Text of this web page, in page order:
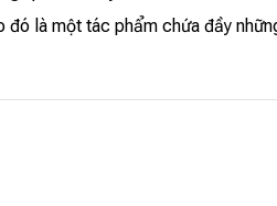
là một tác phẩm chứa đầy